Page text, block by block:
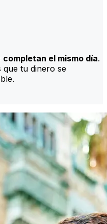
completan el mismo día.
que tu dinero se